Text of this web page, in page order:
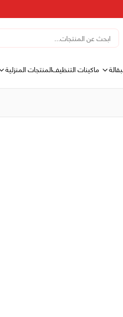
ماكينات التنظيفالمنتجات المنزلية